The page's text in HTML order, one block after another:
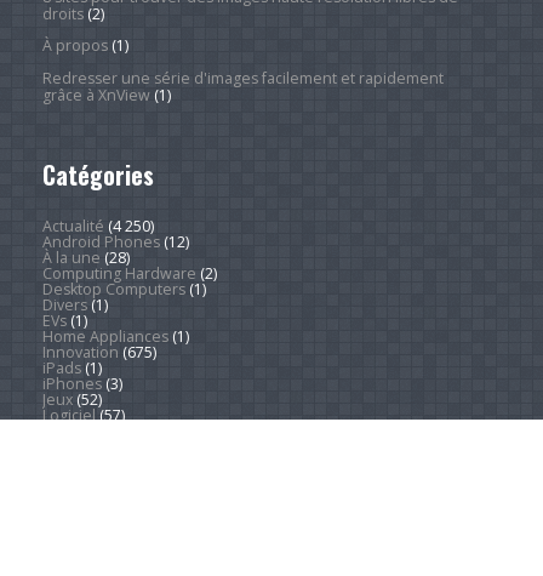
droits(2)
À propos(1)
Redresser une série d'images facilement et rapidement
grâce à XnView(1)
Catégories
Actualité (4 250)
Android Phones(12)
À la une (28)
Computing Hardware (2)
Desktop Computers(1)
Divers(1)
EVs(1)
Home Appliances(1)
Innovation (675)
iPads(1)
iPhones(3)
Jeux(52)
Logiciel(57)